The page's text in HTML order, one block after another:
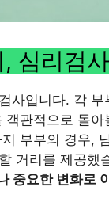
심리검
사입니다. 각
관적으로 돌
부부의 경우,
거리를 제공했
중요한 변화로